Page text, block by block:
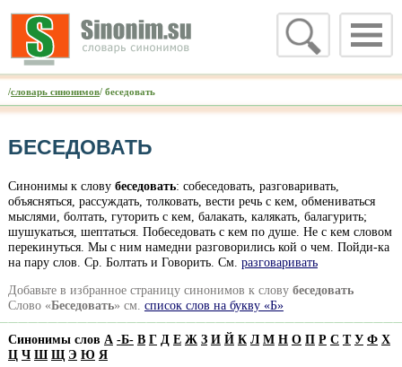
/словарь синонимов/ беседовать
БЕСЕДОВАТЬ
Синонимы к слову беседовать: собеседовать, разговаривать,
объясняться, рассуждать, толковать, вести речь с кем, обмениваться
мыслями, болтать, гуторить с кем, балакать, калякать, балагурить;
шушукаться, шептаться. Побеседовать с кем по душе. Не с кем словом
перекинуться. Мы с ним намедни разговорились кой о чем. Пойди-ка
на пару слов. Ср. Болтать и Говорить. Cм. разговаривать
Добавьте в избранное страницу синонимов к слову беседовать
Слово «Беседовать» см. список слов на букву «Б»
Синонимы слов А -Б- В Г Д Е Ж З И Й К Л М Н О П Р С Т У Ф Х
Ц Ч Ш Щ Э Ю Я